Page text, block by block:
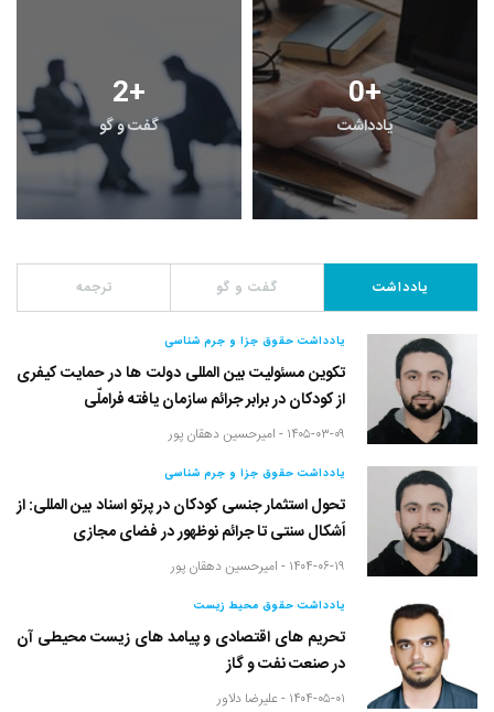
12+
فراخوان مقاله
99+
رویداد
یادداشت گفت و گو ترجمه
یادداشت حقوق جزا و جرم شناسی
تکوین مسئولیت بین المللی دولت ها در حمایت کیفری
از کودکان در برابر جرائم سازمان یافته فراملّی
۱۴۰۵-۰۳-۰۹ - امیرحسین دهقان پور
یادداشت حقوق جزا و جرم شناسی
تحول استثمار جنسی کودکان در پرتو اسناد بین المللی: از
اَشکال سنتی تا جرائم نوظهور در فضای مجازی
۱۴۰۴-۰۶-۱۹ - امیرحسین دهقان پور
یادداشت حقوق محیط زیست
تحریم های اقتصادی و پیامد های زیست محیطی آن
در صنعت نفت و گاز
۱۴۰۴-۰۵-۰۱ - علیرضا دلاور